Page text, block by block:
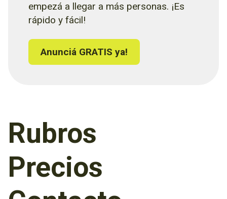
empezá a llegar a más personas. ¡Es
rápido y fácil!
Anunciá GRATIS ya!
Rubros
Precios